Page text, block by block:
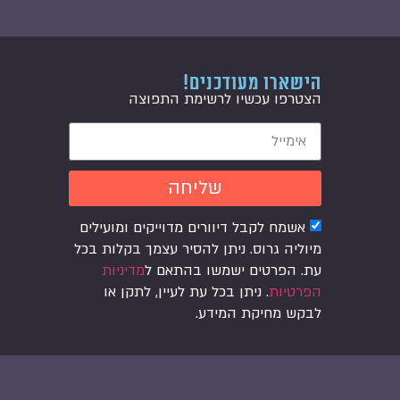
הישארו מעודכנים!
הצטרפו עכשיו לרשימת התפוצה
אשמח לקבל דיוורים מדוייקים ומועילים
מיוליה גרוס. ניתן להסיר עצמך בקלות בכל
עת. הפרטים ישמשו בהתאם למדיניות
הפרטיות. ניתן בכל עת לעיין, לתקן או
לבקש מחיקת המידע.
שליחה